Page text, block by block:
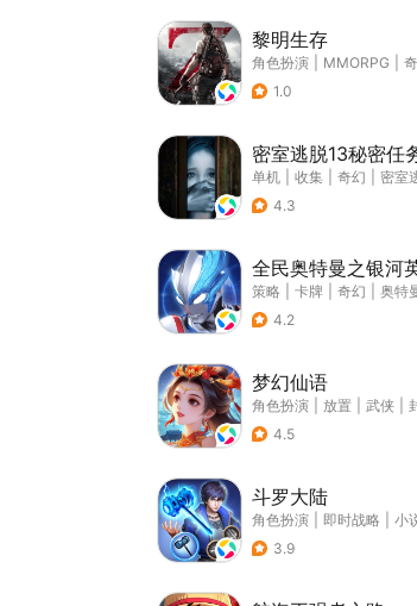
黎明生存
角色扮演 MMORPG
1.0
密室逃脱13秘密任
单机 收集 奇幻
密室
4.3
全民奥特曼之银河
策略 卡牌 奇幻
奥特
4.2
梦幻仙语
角色扮演 放置 武侠
4.5
斗罗大陆
角色扮演 即时战略 小
3.9